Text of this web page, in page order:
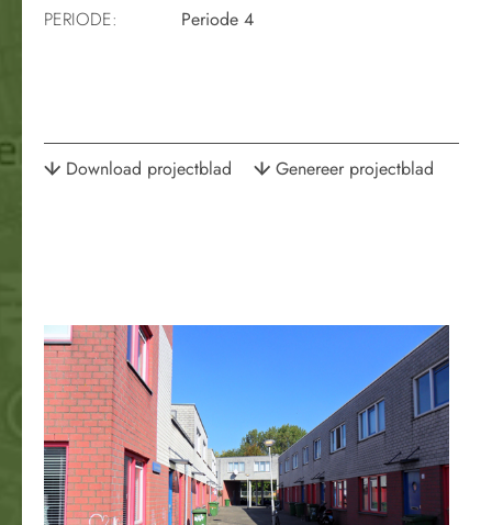
PERIODE:
Periode 4
Download projectblad Genereer projectblad